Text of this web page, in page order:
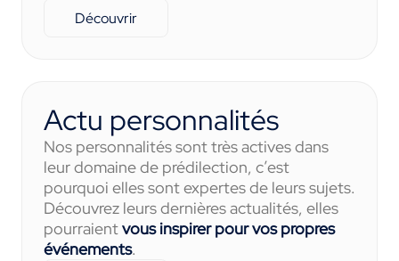
Découvrir
Actu personnalités
Nos personnalités sont très actives dans
leur domaine de prédilection, c’est
pourquoi elles sont expertes de leurs sujets.
Découvrez leurs dernières actualités, elles
pourraientvous inspirer pour vos propres
événements.